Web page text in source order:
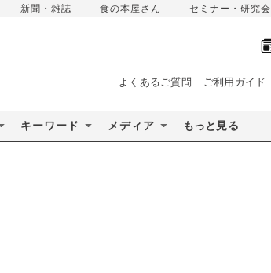
新聞・雑誌 食の本屋さん セミナー・研究会
よくあるご質問 ご利用ガイド
キーワード メディア もっと見る